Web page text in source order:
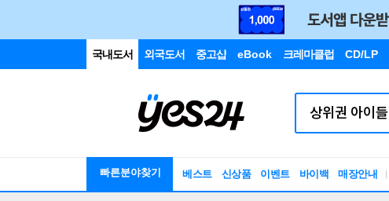
국내도서 외국도서 중고샵 eBook 크레마클럽 CD/LP
빠른분야찾기 베스트 신상품 이벤트 바이백 매장안내